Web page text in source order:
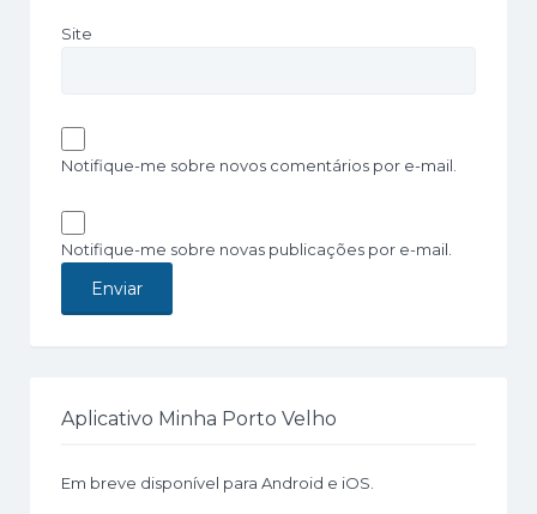
Site
Notifique-me sobre novos comentários por e-mail.
Notifique-me sobre novas publicações por e-mail.
Aplicativo Minha Porto Velho
Em breve disponível para Android e iOS.